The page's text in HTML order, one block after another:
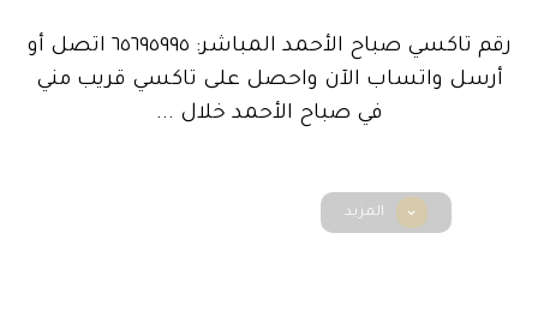
رقم تاكسي صباح الأحمد المباشر: ٦٥٦٩٥٩٩٥ اتصل أو
أرسل واتساب الآن واحصل على تاكسي قريب مني
في صباح الأحمد خلال ...
المزيد